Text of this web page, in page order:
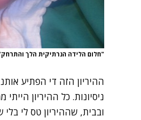
"חלום הלידה הנרתיקית הלך
ההיריון הזה די הפתיע
ניסיונות. כל ההיריון
ובבית, שההיריון טס לי